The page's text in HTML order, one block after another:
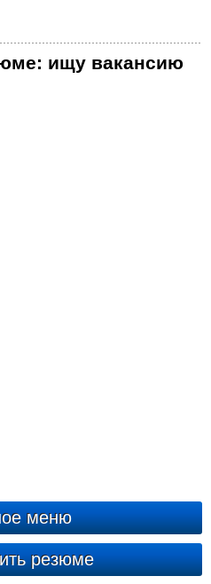
ищу вакансию
меню
резюме